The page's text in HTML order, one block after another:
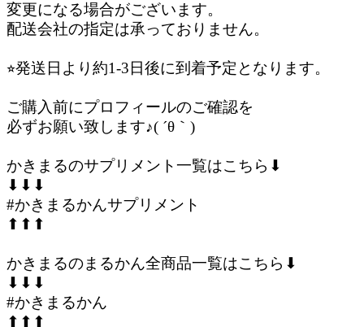
変更になる場合がございます。
配送会社の指定は承っておりません。
⭐︎発送日より約1-3日後に到着予定となります。
ご購入前にプロフィールのご確認を
必ずお願い致します♪( ´θ｀)
かきまるのサプリメント一覧はこちら⬇︎
⬇︎⬇︎⬇︎
#かきまるかんサプリメント
⬆︎⬆︎⬆︎
かきまるのまるかん全商品一覧はこちら⬇︎
⬇︎⬇︎⬇︎
#かきまるかん
⬆︎⬆︎⬆︎